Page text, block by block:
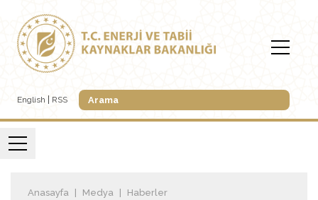
English RSS
Anasayfa Medya Haberler